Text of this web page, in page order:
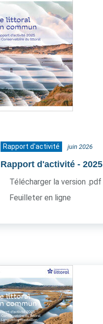
Rapport d'activité juin 2026
Rapport d'activité - 2025
Télécharger la version .pdf
Feuilleter en ligne